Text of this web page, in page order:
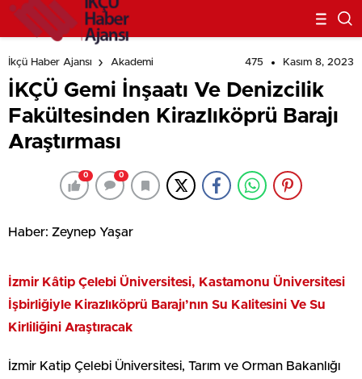
İkçü Haber Ajansı Akademi 475 Kasım 8, 2023
İKÇÜ Gemi İnşaatı Ve Denizcilik
Fakültesinden Kirazlıköprü Barajı
Araştırması
0 0
Haber: Zeynep Yaşar
İzmir Kâtip Çelebi Üniversitesi, Kastamonu Üniversitesi
İşbirliğiyle Kirazlıköprü Barajı’nın Su Kalitesini Ve Su
Kirliliğini Araştıracak
İzmir Katip Çelebi Üniversitesi, Tarım ve Orman Bakanlığı